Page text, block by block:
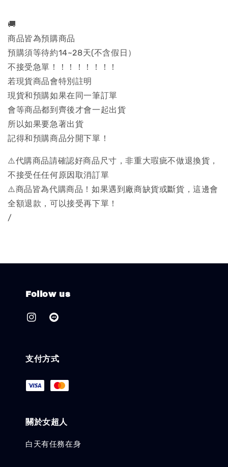
🚚
商品皆為預購商品
預購須等待約14~28天(不含假日）
不接受急單！！！！！！！！
若現貨商品會特別註明
現貨和預購如果在同一筆訂單
會等商品都到齊後才會一起出貨
所以如果要急著出貨
記得和預購商品分開下單！
⚠️代購商品請確認好商品尺寸，非重大瑕疵不做退換貨，
不接受任任何原因取消訂單
⚠️商品皆為代購商品！如果遇到廠商缺貨或斷貨，這邊會
全額退款，可以接受再下單！
/
Follow us
支付方式
關於女超人
白天有任務在身